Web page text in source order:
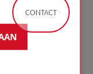
kun je
isoleren. Kies
kom meer te
CONTACT